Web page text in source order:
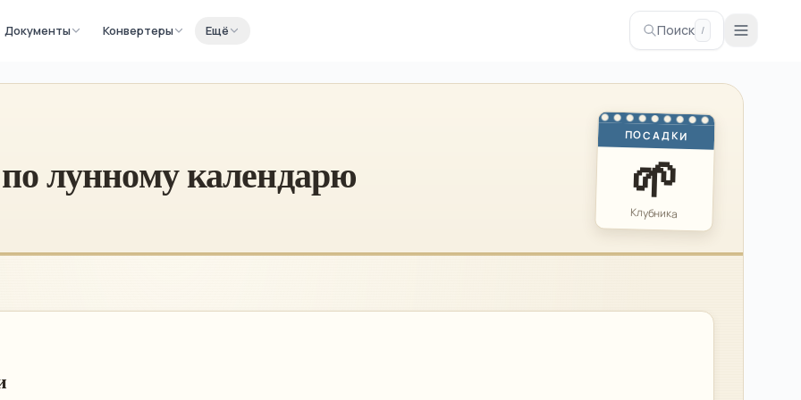
Документы Конвертеры Ещё Поиск /
лунному календарю
ПОСАДКИ
🌱
Клубника